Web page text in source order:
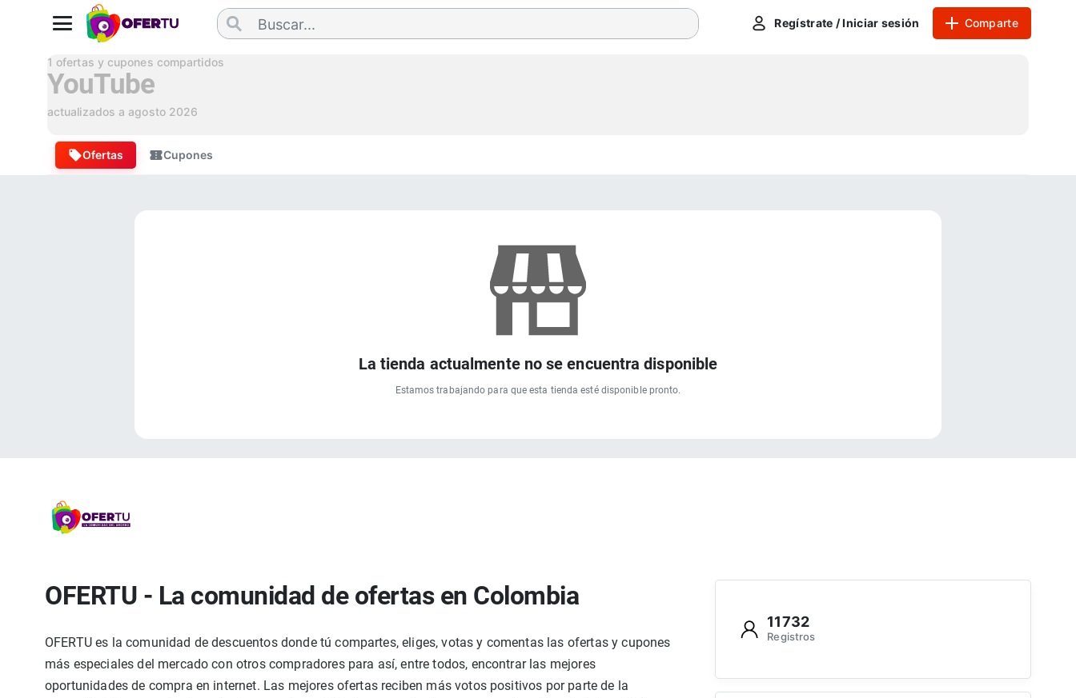
Regístrate / Iniciar sesión Comparte
1 ofertas y cupones compartidos
YouTube
actualizados a agosto 2026
Ofertas Cupones
La tienda actualmente no se encuentra disponible
Estamos trabajando para que esta tienda esté disponible pronto.
OFERTU - La comunidad de ofertas en Colombia
OFERTU es la comunidad de descuentos donde tú compartes, eliges, votas y comentas las ofertas y cupones
más especiales del mercado con otros compradores para así, entre todos, encontrar las mejores
oportunidades de compra en internet. Las mejores ofertas reciben más votos positivos por parte de la
11732
Registros